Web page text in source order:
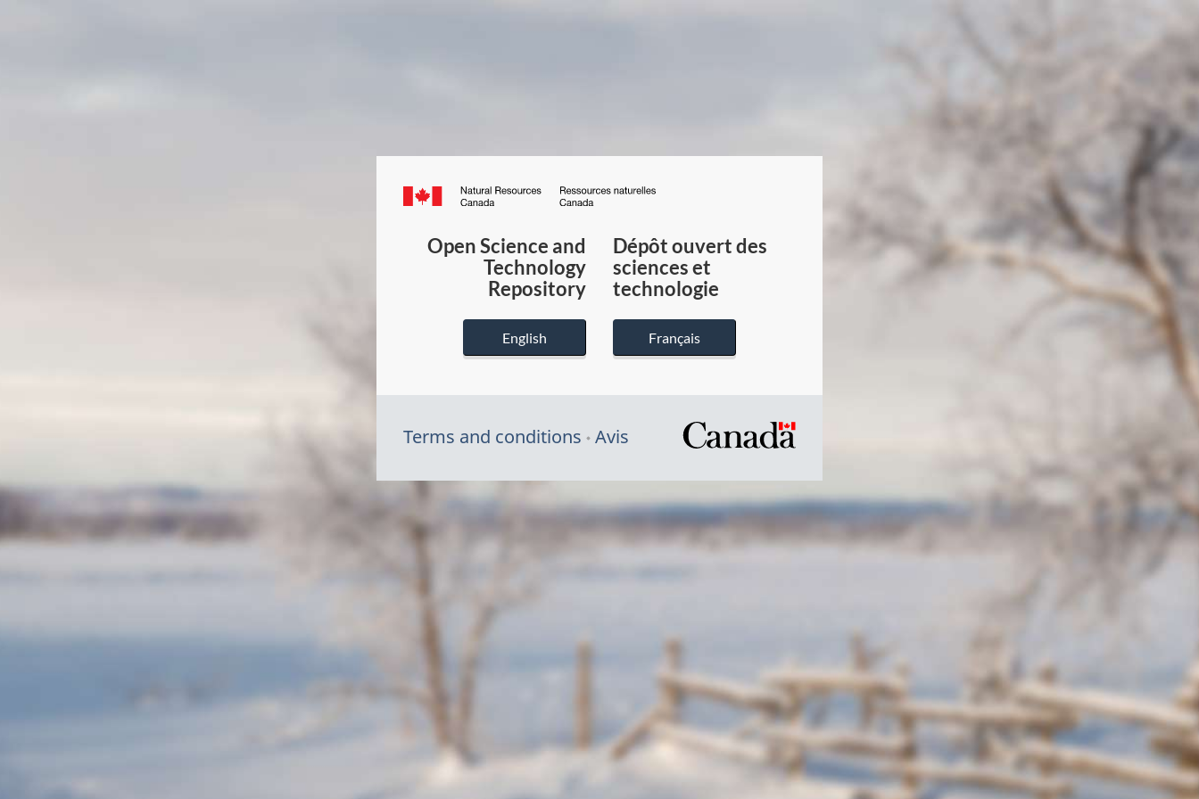
Canada.ca
du
Canada
Open Science and
Technology
Repository
English
Dépôt ouvert des
sciences et
technologie
Français
Terms and conditions Avis
/
du
gouvernement
du